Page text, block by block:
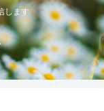
します